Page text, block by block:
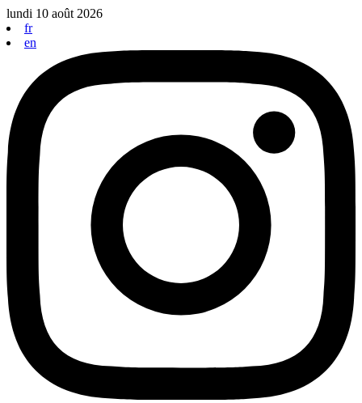
Aller
au
contenu
lundi 10 août 2026
fr
en